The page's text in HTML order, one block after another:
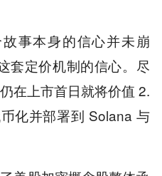
事本身的信心并未崩
套定价机制的信心。尽
在上市首日就将价值 2.
化并部署到 Solana 与